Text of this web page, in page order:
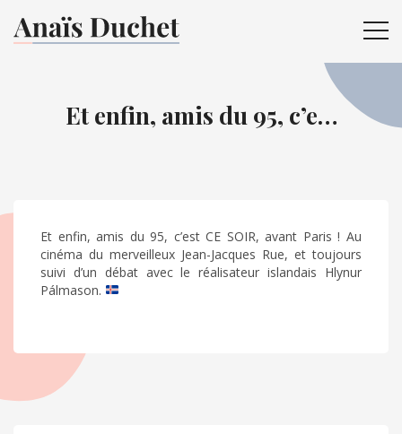
Et enfin, amis du 95, c’e…
Et enfin, amis du 95, c’est CE SOIR, avant Paris ! Au
cinéma du merveilleux Jean-Jacques Rue, et toujours
suivi d’un débat avec le réalisateur islandais Hlynur
Pálmason.